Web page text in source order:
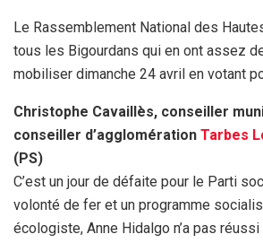
Le Rassemblement National des
tous les Bigourdans qui en ont assez
mobiliser dimanche 24 avril en votant
Christophe Cavaillès, conseiller
conseiller d’agglomération Tarbes
(PS)
C’est un jour de défaite pour le Parti
volonté de fer et un programme
écologiste, Anne Hidalgo n’a pas